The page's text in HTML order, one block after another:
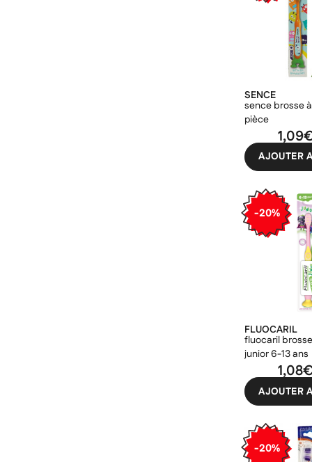
SENCE
sence brosse
pièce
AJOUTER
-20%
FLUOCARIL
fluocaril
junior 6-13 ans
AJOUTER
-20%